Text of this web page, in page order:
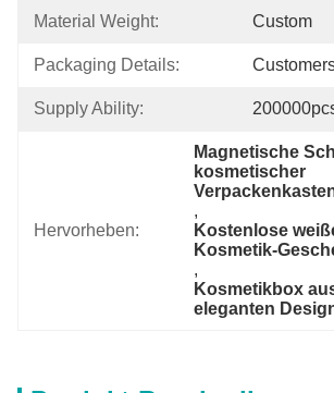
Material Weight: Custom
Packaging Details:
Supply Ability:
Hervorheben:
Magnetische
kosmetischer
,
Kostenlose
Kosmetik-
,
Kosmetikbox
eleganten